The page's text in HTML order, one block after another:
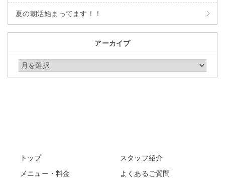
夏の朝活始まってます！！
アーカイブ
アーカイブ
トップ
スタッフ紹介
メニュー・料金
よくあるご質問